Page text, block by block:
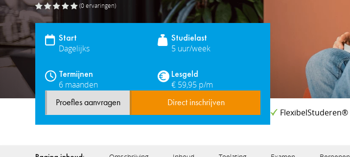
(0ervaringen)
Start
Dagelijks
Studielast
5 uur/week
Termijnen
6 maanden
Lesgeld
€ 59,95 p/m
Proefles aanvragen Direct inschrijven
FlexibelStuderen®